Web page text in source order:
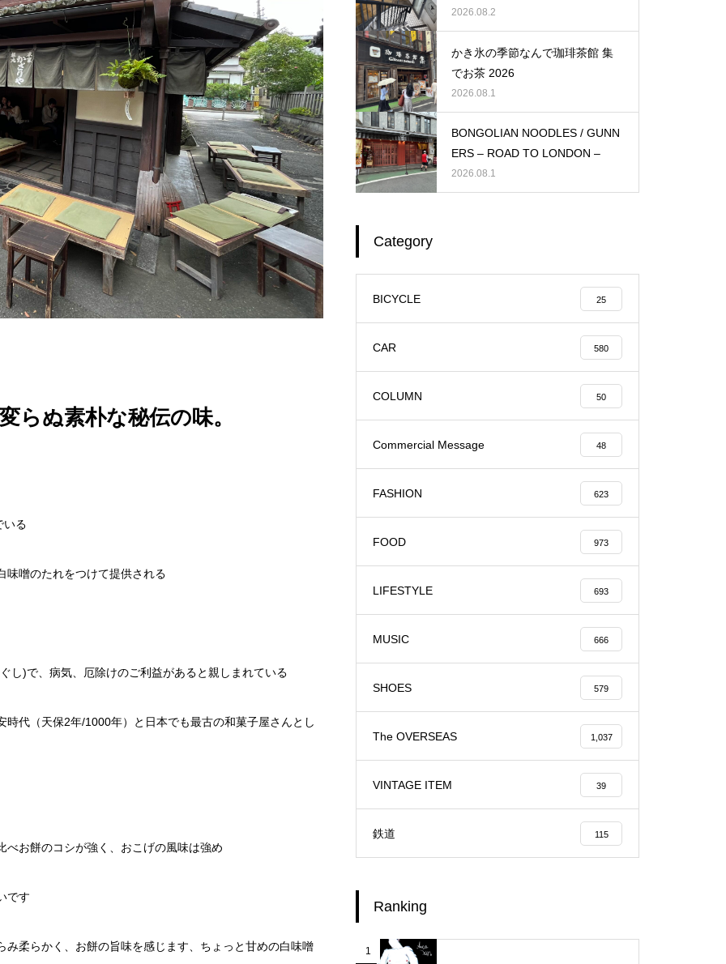
らぬ素朴な秘伝の味。
いる
味噌のたれをつけて提供される
し)で、病気、厄除けのご利益があると親しまれている
代（天保2年/1000年）と日本でも最古の和菓子屋さんとし
お餅のコシが強く、おこげの風味は強め
です
柔らかく、お餅の旨味を感じます、ちょっと甘めの白味噌
2026.08.2
かき氷の季節なんで珈琲茶館 集
でお茶 2026
2026.08.1
BONGOLIAN NOODLES / GUNN
ERS – ROAD TO LONDON –
2026.08.1
Category
BICYCLE 25
CAR 580
COLUMN 50
Commercial Message 48
FASHION 623
FOOD 973
LIFESTYLE 693
MUSIC 666
SHOES 579
The OVERSEAS 1,037
VINTAGE ITEM 39
鉄道 115
Ranking
1